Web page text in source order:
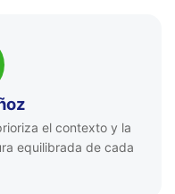
el contexto y la
equilibrada de cada